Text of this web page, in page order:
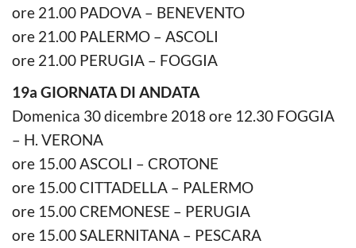
ore 21.00 PADOVA – BENEVENTO
ore 21.00 PALERMO – ASCOLI
ore 21.00 PERUGIA – FOGGIA
19a GIORNATA DI ANDATA
Domenica 30 dicembre 2018 ore 12.30 FOGGIA
– H. VERONA
ore 15.00 ASCOLI – CROTONE
ore 15.00 CITTADELLA – PALERMO
ore 15.00 CREMONESE – PERUGIA
ore 15.00 SALERNITANA – PESCARA